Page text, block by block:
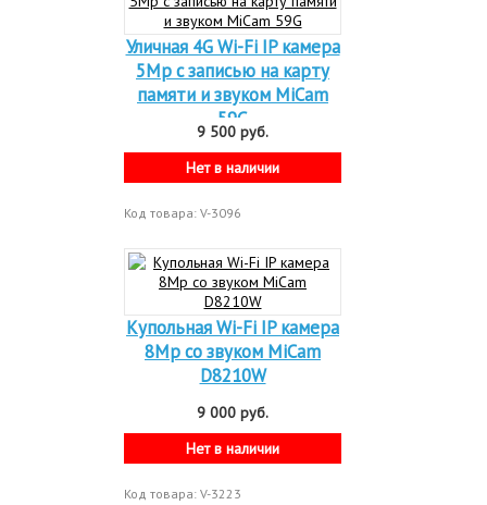
Уличная 4G Wi-Fi IP камера
5Mp c записью на карту
памяти и звуком MiCam
59G
9 500 руб.
Нет в наличии
Код товара: V-3096
Купольная Wi-Fi IP камера
8Mp со звуком MiCam
D8210W
9 000 руб.
Нет в наличии
Код товара: V-3223